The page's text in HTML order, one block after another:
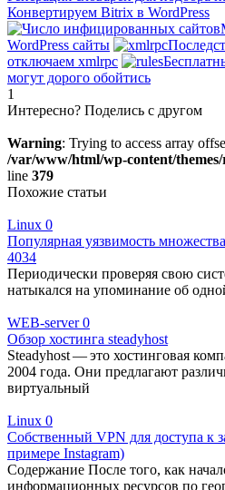
Конвертируем Bitrix в WordPress
WordPress сайты
отключаем xmlrpc
могут дорого обойтись
1
Интересно? Поделись с другом
Warning: Trying to access array
/var/www/html/wp-content/
line 379
Похожие статьи
Linux 0
Популярная уязвимость
4034
Периодически проверяя свою
натыкался на упоминание об
WEB-server0
Обзор хостинга steadyhost
Steadyhost — это хостинговая
2004 года. Они предлагают
виртуальный
Linux 0
Собственный VPN для доступа к
примере Instagram)
Содержание После того, как
информационных ресурсов по